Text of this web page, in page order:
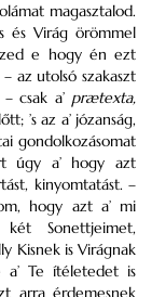
magasztalod.
és Virág örömmel
e hogy én ezt
az utolsó szakaszt
csak a’ prætexta,
’s az a’ józanság,
gondolkozásomat
úgy a’ hogy azt
kinyomtatást. –
hogy azt a’ mi
Sonettjeimet,
Kisnek is Virágnak
a’ Te ítéletedet is
arra érdemesnek